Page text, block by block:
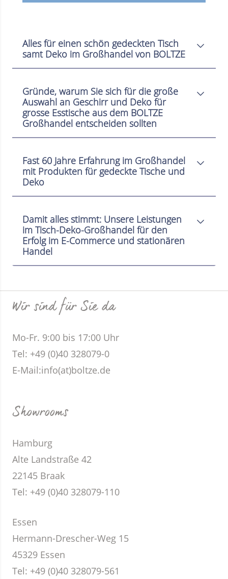
Alles für einen schön gedeckten Tisch
samt Deko im Großhandel von BOLTZE
Gründe, warum Sie sich für die große
Auswahl an Geschirr und Deko für
grosse Esstische aus dem BOLTZE
Großhandel entscheiden sollten
Fast 60 Jahre Erfahrung im Großhandel
mit Produkten für gedeckte Tische und
Deko
Damit alles stimmt: Unsere Leistungen
im Tisch-Deko-Großhandel für den
Erfolg im E-Commerce und stationären
Handel
Wir sind für Sie da
Mo-Fr. 9:00 bis 17:00 Uhr
Tel: +49 (0)40 328079-0
E-Mail:info(at)boltze.de
Showrooms
Hamburg
Alte Landstraße 42
22145 Braak
Tel: +49 (0)40 328079-110
Essen
Hermann-Drescher-Weg 15
45329 Essen
Tel: +49 (0)40 328079-561